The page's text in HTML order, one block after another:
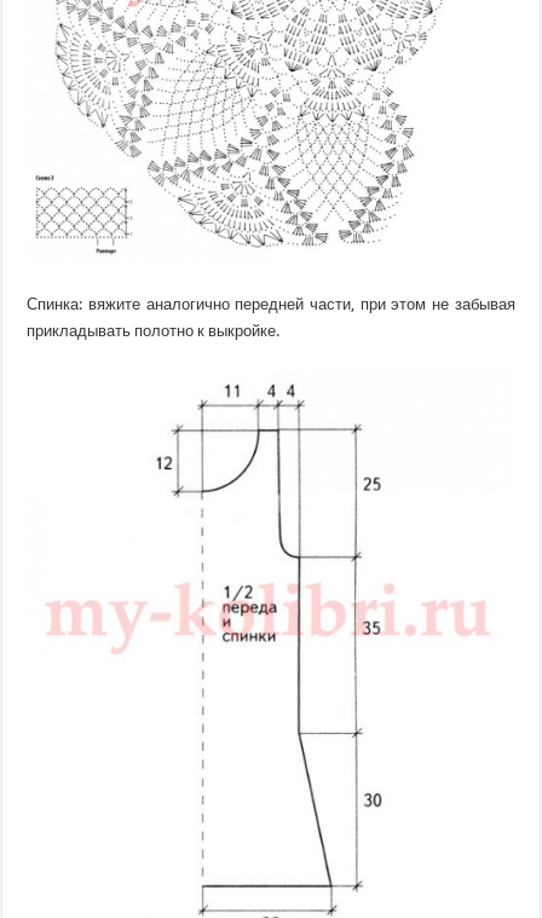
Спинка: вяжите аналогично передней части, при этом не забывая
прикладывать полотно к выкройке.